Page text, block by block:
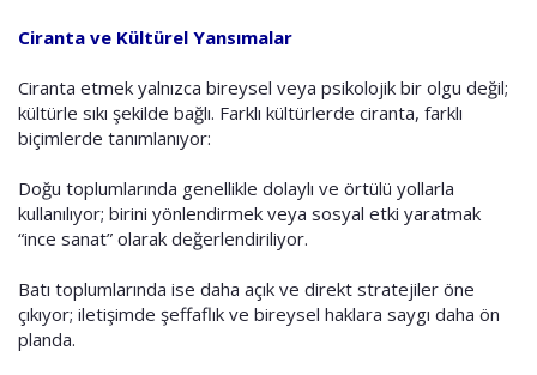
Ciranta ve Kültürel Yansımalar
Ciranta etmek yalnızca bireysel veya psikolojik bir olgu değil;
kültürle sıkı şekilde bağlı. Farklı kültürlerde ciranta, farklı
biçimlerde tanımlanıyor:
Doğu toplumlarında genellikle dolaylı ve örtülü yollarla
kullanılıyor; birini yönlendirmek veya sosyal etki yaratmak
“ince sanat” olarak değerlendiriliyor.
Batı toplumlarında ise daha açık ve direkt stratejiler öne
çıkıyor; iletişimde şeffaflık ve bireysel haklara saygı daha ön
planda.